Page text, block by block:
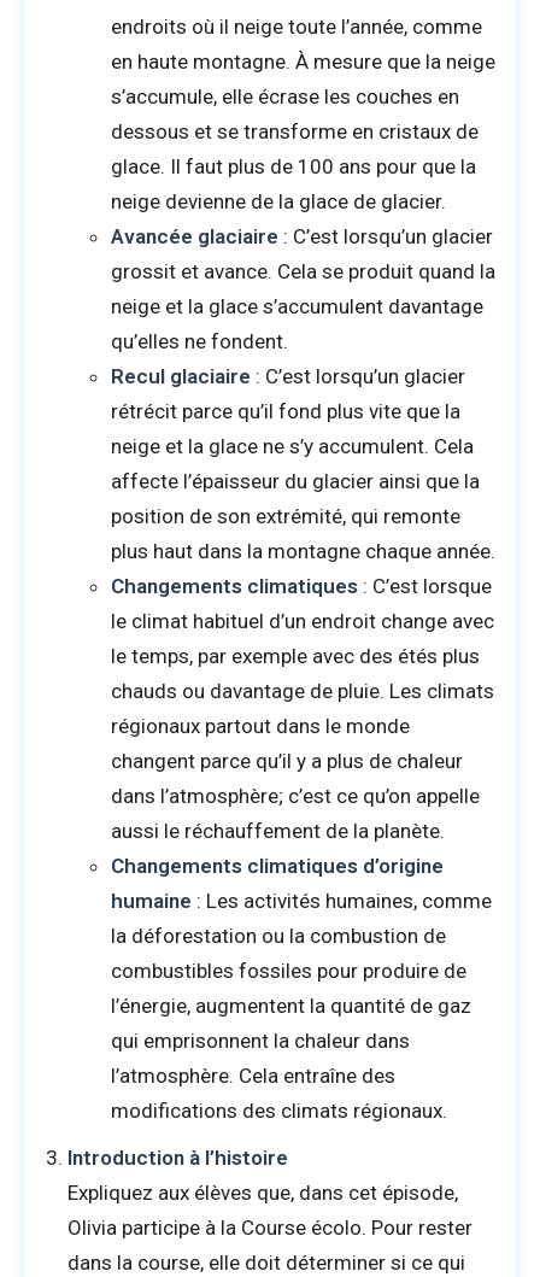
endroits où il neige toute l’année, comme
en haute montagne. À mesure que la neige
s’accumule, elle écrase les couches en
dessous et se transforme en cristaux de
glace. Il faut plus de 100 ans pour que la
neige devienne de la glace de glacier.
Avancée glaciaire : C’est lorsqu’un glacier
grossit et avance. Cela se produit quand la
neige et la glace s’accumulent davantage
qu’elles ne fondent.
Recul glaciaire : C’est lorsqu’un glacier
rétrécit parce qu’il fond plus vite que la
neige et la glace ne s’y accumulent. Cela
affecte l’épaisseur du glacier ainsi que la
position de son extrémité, qui remonte
plus haut dans la montagne chaque année.
Changements climatiques : C’est lorsque
le climat habituel d’un endroit change avec
le temps, par exemple avec des étés plus
chauds ou davantage de pluie. Les climats
régionaux partout dans le monde
changent parce qu’il y a plus de chaleur
dans l’atmosphère; c’est ce qu’on appelle
aussi le réchauffement de la planète.
Changements climatiques d’origine
humaine : Les activités humaines, comme
la déforestation ou la combustion de
combustibles fossiles pour produire de
l’énergie, augmentent la quantité de gaz
qui emprisonnent la chaleur dans
l’atmosphère. Cela entraîne des
modifications des climats régionaux.
Introduction à l’histoire
Expliquez aux élèves que, dans cet épisode,
Olivia participe à la Course écolo. Pour rester
dans la course, elle doit déterminer si ce qui